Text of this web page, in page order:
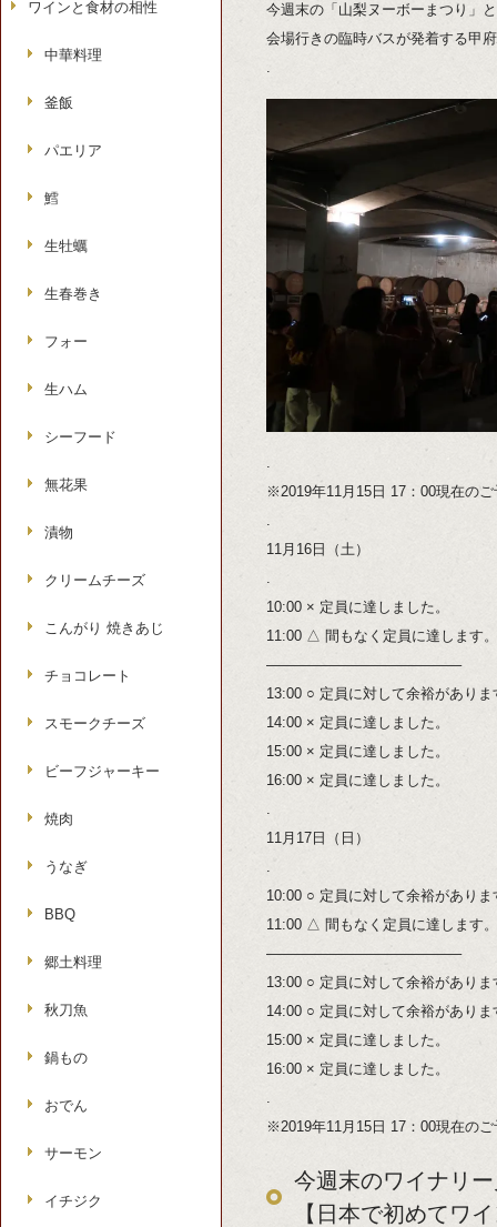
今週末の「山梨ヌーボーまつり」
会場行きの臨時バスが発着する甲
.
.
※2019年11月15日 17：00現在の
.
11月16日（土）
.
10:00 × 定員に達しました。
11:00 △ 間もなく定員に達します。
—————————————–
13:00 ○ 定員に対して余裕がありま
14:00 × 定員に達しました。
15:00 × 定員に達しました。
16:00 × 定員に達しました。
.
11月17日（日）
.
10:00 ○ 定員に対して余裕がありま
11:00 △ 間もなく定員に達します。
—————————————–
13:00 ○ 定員に対して余裕がありま
14:00 ○ 定員に対して余裕がありま
15:00 × 定員に達しました。
16:00 × 定員に達しました。
.
※2019年11月15日 17：00現在の
今週末のワイナリ
【日本で初めてワ
ワインと食材の相性
中華料理
釜飯
パエリア
鱈
生牡蠣
生春巻き
フォー
生ハム
シーフード
無花果
漬物
クリームチーズ
こんがり 焼きあじ
チョコレート
スモークチーズ
ビーフジャーキー
焼肉
うなぎ
BBQ
郷土料理
秋刀魚
鍋もの
おでん
サーモン
イチジク